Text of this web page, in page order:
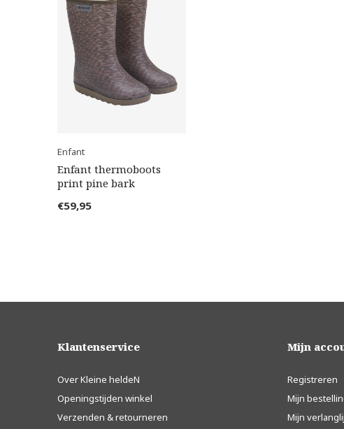
Enfant
Enfant thermoboots
print pine bark
€59,95
Klantenservice
Over Kleine heldeN
Openingstijden winkel
Verzenden & retourneren
Mijn
Registreren
Mijn
Mijn